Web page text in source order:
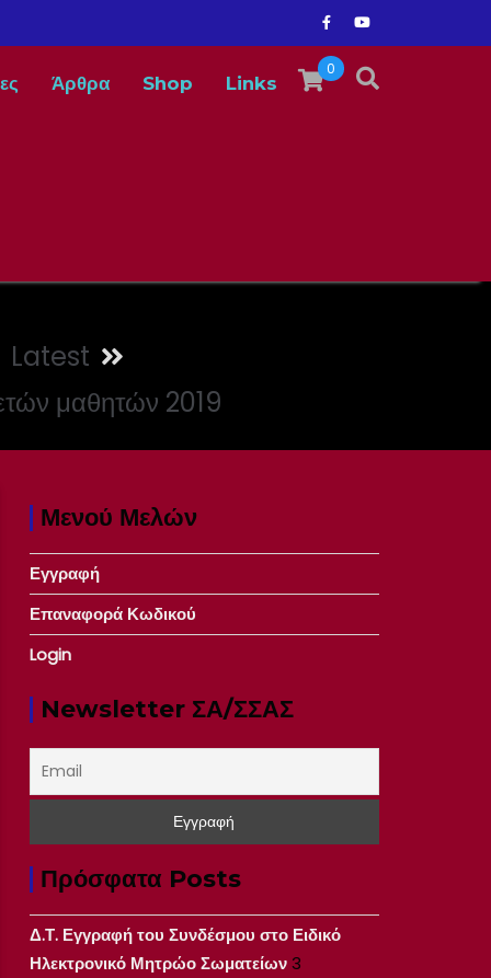
0
Άρθρα Shop Links
Latest
μαθητών 2019
Μενού Μελών
Εγγραφή
Επαναφορά Κωδικού
Login
Newsletter ΣΑ/ΣΣΑΣ
Πρόσφατα Posts
Δ.Τ. Εγγραφή του Συνδέσμου στο Ειδικό
Ηλεκτρονικό Μητρώο Σωματείων3